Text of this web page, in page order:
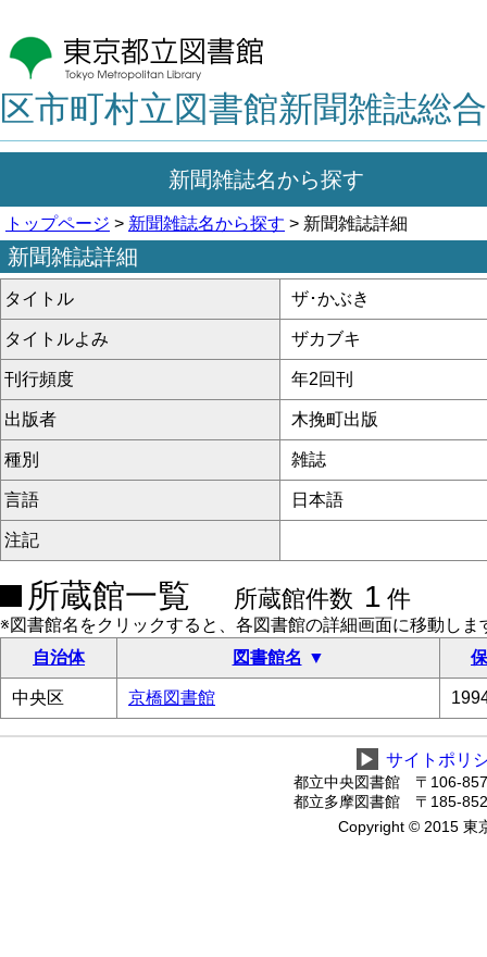
区市町村立図書館新聞雑誌総
新聞雑誌名から探す
トップページ > 新聞雑誌名から探す > 新聞雑誌詳細
新聞雑誌詳細
タイトル ザ･かぶき
タイトルよみ ザカブキ
刊行頻度 年2回刊
出版者 木挽町出版
種別 雑誌
言語 日本語
注記
所蔵館一覧 所蔵館件数 1 件
※図書館名をクリックすると、各図書館の詳細画面に移動しま
自治体
図書館名
中央区 京橋図書館
▶ サイトポリ
都立中央図書館 〒106-
都立多摩図書館 〒185-
Copyright © 2015 東